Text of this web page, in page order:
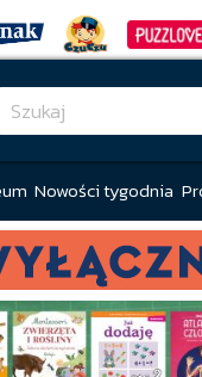
Nowości tygodnia